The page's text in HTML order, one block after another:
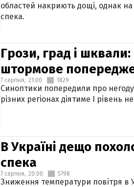
областей накриють дощі, однак на
спека.
Грози, град і шквали:
штормове
7 серпня, 21:00 1829
Синоптики попередили про
різних регіонах діятиме І рівень
В Україні дещо
спека
7 серпня, 20:00 5798
Зниження температури повітря в